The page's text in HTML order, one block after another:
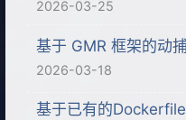
2026-03-25
基于 GMR 框架的动
2026-03-18
基于已有的